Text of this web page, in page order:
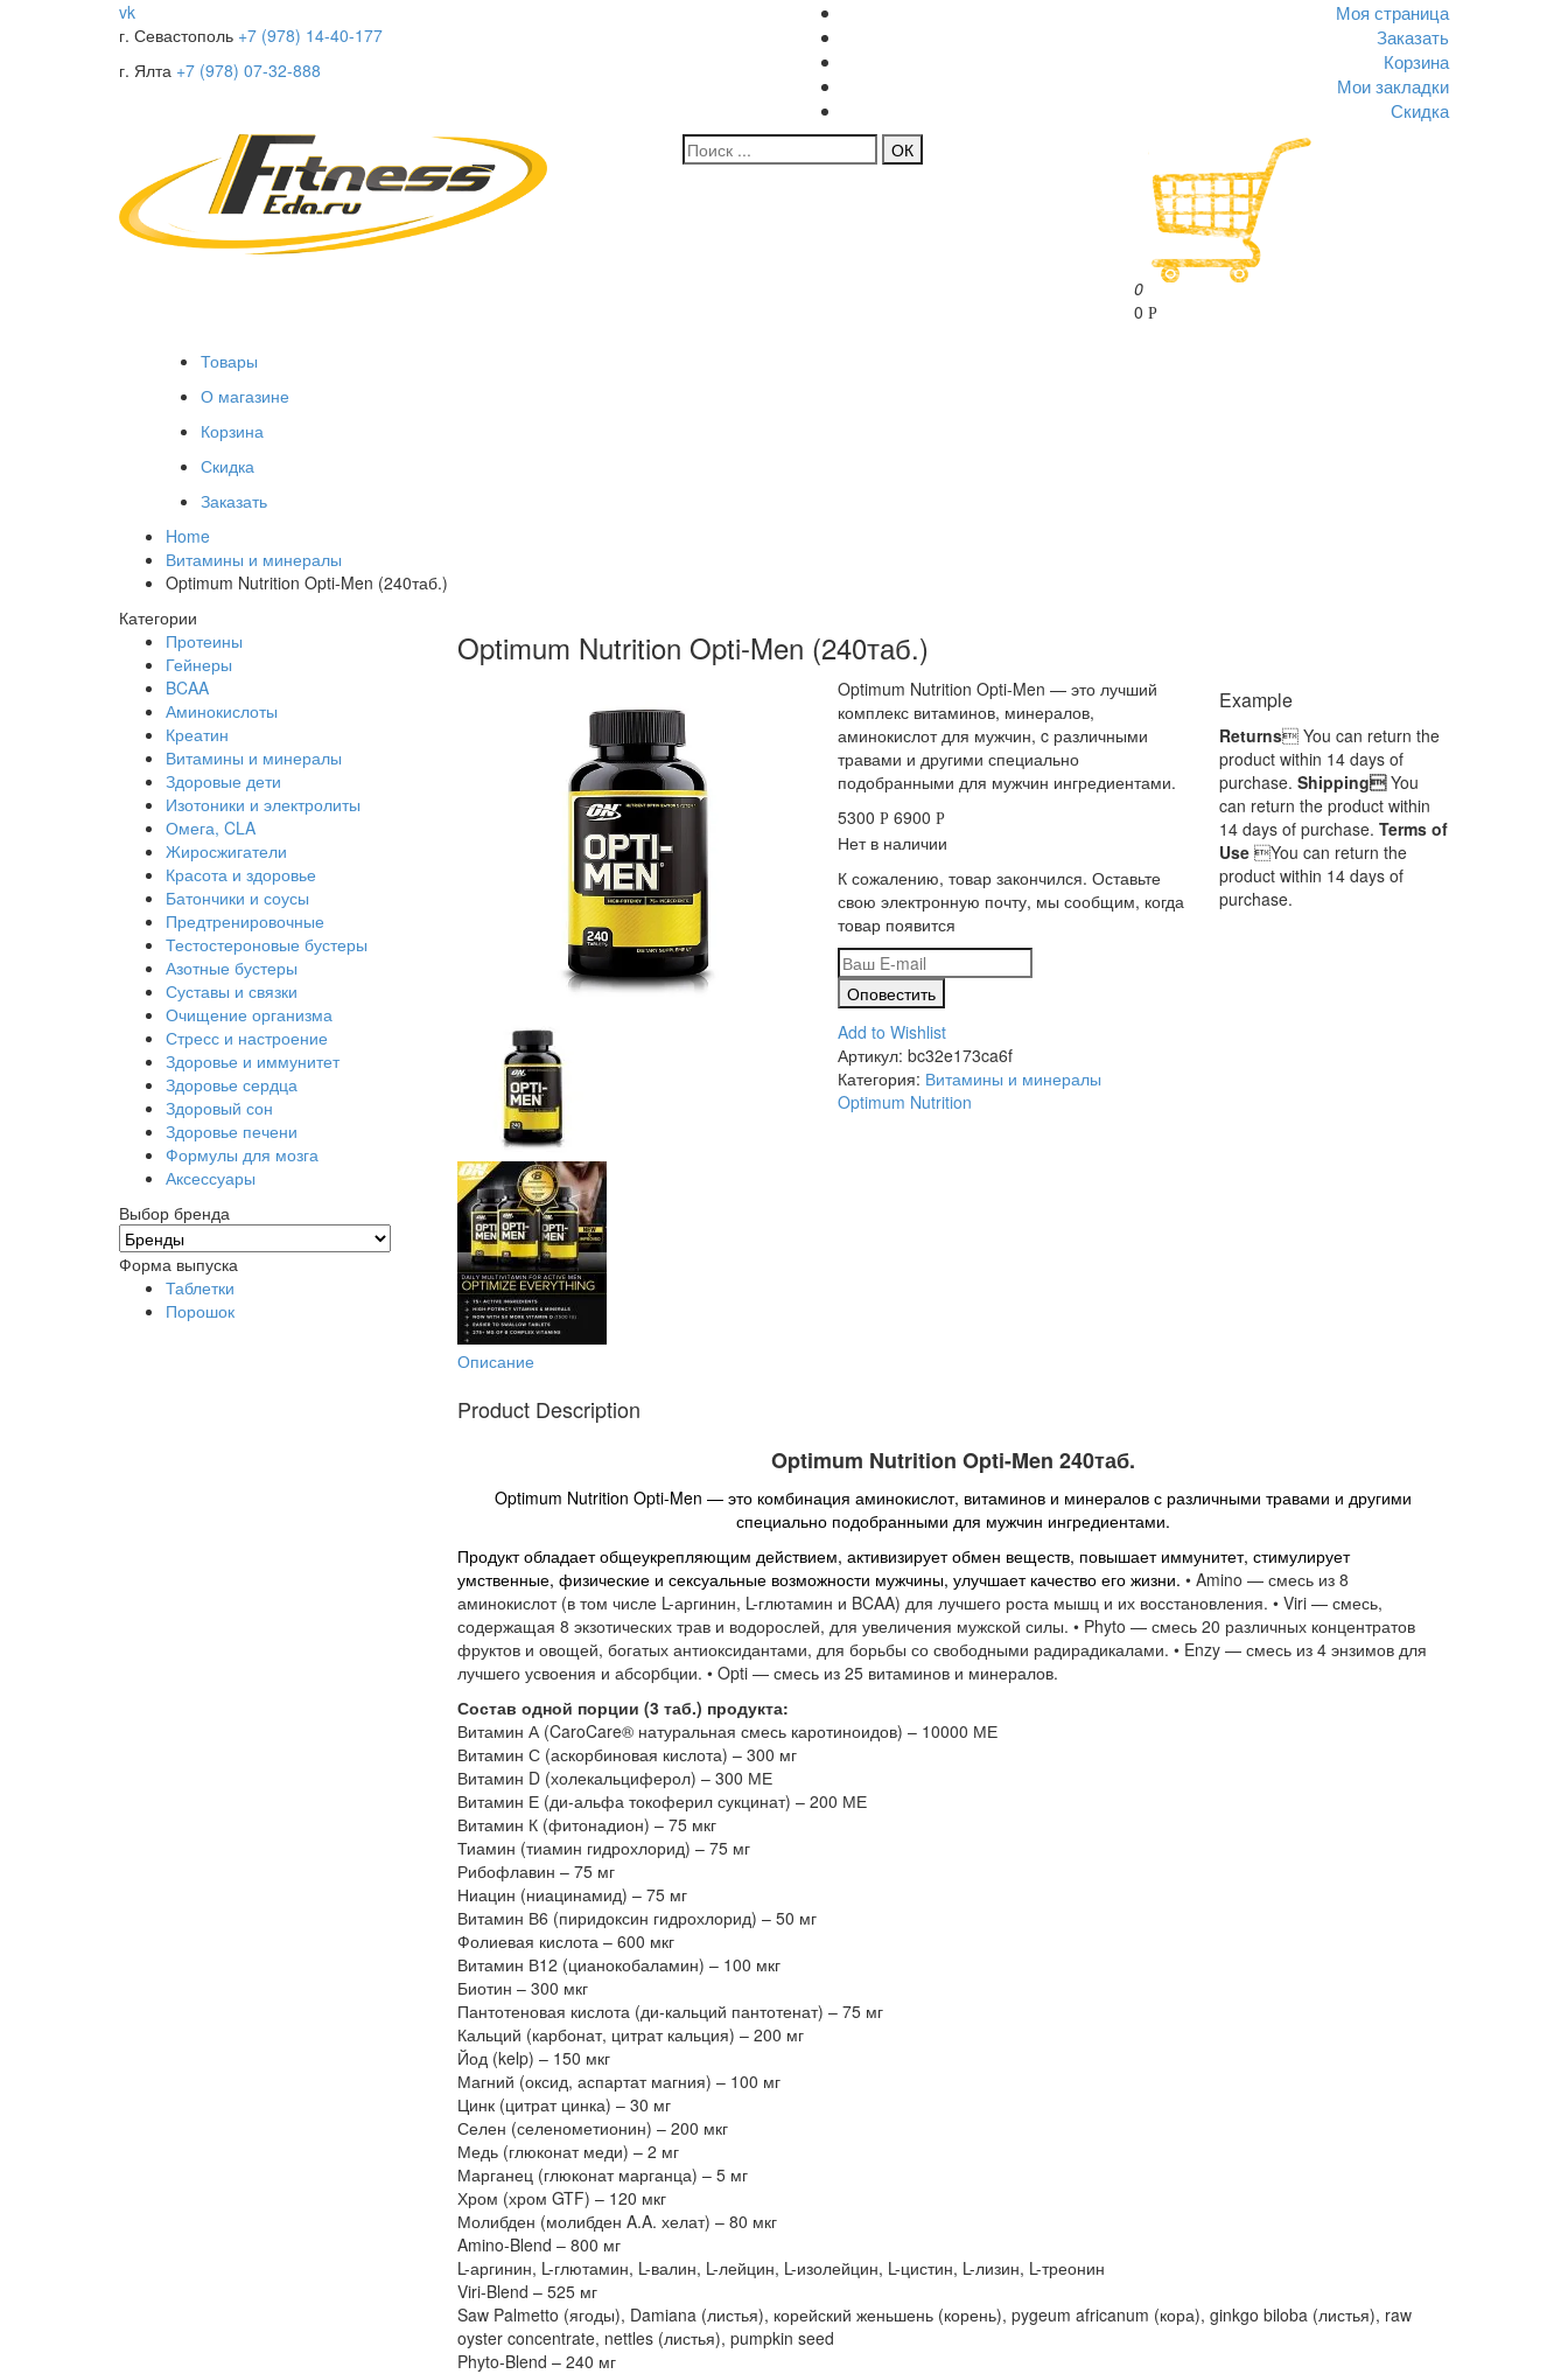
vk
г. Севастополь +7 (978) 14-40-177
г. Ялта +7 (978) 07-32-888
Моя страница
Заказать
Корзина
Мои закладки
Скидка
0
0 Р
Товары
О магазине
Корзина
Скидка
Заказать
Home
Витамины и минералы
Optimum Nutrition Opti-Men (240таб.)
Категории
Протеины
Гейнеры
BCAA
Аминокислоты
Креатин
Витамины и минералы
Здоровые дети
Изотоники и электролиты
Омега, CLA
Жиросжигатели
Красота и здоровье
Батончики и соусы
Предтренировочные
Тестостероновые бустеры
Азотные бустеры
Суставы и связки
Очищение организма
Стресс и настроение
Здоровье и иммунитет
Здоровье сердца
Здоровый сон
Здоровье печени
Формулы для мозга
Аксессуары
Выбор бренда
Форма выпуска
Таблетки
Порошок
Optimum Nutrition Opti-Men (240таб.)
Optimum Nutrition Opti-Men — это лучший
комплекс витаминов, минералов,
аминокислот для мужчин, c различными
травами и другими специально
подобранными для мужчин ингредиентами.
5300Р 6900Р
Нет в наличии
К сожалению, товар закончился. Оставьте
свою электронную почту, мы сообщим, когда
товар появится
Add to Wishlist
Артикул:bc32e173ca6f
Категория: Витамины и минералы
Optimum Nutrition
Example
Returns You can return the
product within 14 days of
purchase. ShippingYou
can return the product within
14 days of purchase. Terms of
UseYou can return the
product within 14 days of
purchase.
Описание
Product Description
Optimum Nutrition Opti-Men 240таб.
Optimum Nutrition Opti-Men — это комбинация аминокислот, витаминов и минералов с различными травами и другими
специально подобранными для мужчин ингредиентами.
Продукт обладает общеукрепляющим действием, активизирует обмен веществ, повышает иммунитет, стимулирует
умственные, физические и сексуальные возможности мужчины, улучшает качество его жизни. • Amino — смесь из 8
аминокислот (в том числе L-аргинин, L-глютамин и BCAA) для лучшего роста мышц и их восстановления. • Viri — смесь,
содержащая 8 экзотических трав и водорослей, для увеличения мужской силы. • Phyto — смесь 20 различных концентратов
фруктов и овощей, богатых антиоксидантами, для борьбы со свободными радирадикалами. • Enzy — смесь из 4 энзимов для
лучшего усвоения и абсоpбции. • Opti — смесь из 25 витаминов и минералов.
Состав одной порции (3 таб.) продукта:
Витамин А (CaroCare® натуральная смесь каротиноидов) – 10000 МЕ
Витамин С (аскорбиновая кислота) – 300 мг
Витамин D (холекальциферол) – 300 МЕ
Витамин Е (ди-альфа токоферил сукцинат) – 200 МЕ
Витамин К (фитонадион) – 75 мкг
Тиамин (тиамин гидрохлорид) – 75 мг
Рибофлавин – 75 мг
Ниацин (ниацинамид) – 75 мг
Витамин В6 (пиридоксин гидрохлорид) – 50 мг
Фолиевая кислота – 600 мкг
Витамин В12 (цианокобаламин) – 100 мкг
Биотин – 300 мкг
Пантотеновая кислота (ди-кальций пантотенат) – 75 мг
Кальций (карбонат, цитрат кальция) – 200 мг
Йод (kelp) – 150 мкг
Магний (оксид, аспартат магния) – 100 мг
Цинк (цитрат цинка) – 30 мг
Селен (селенометионин) – 200 мкг
Медь (глюконат меди) – 2 мг
Марганец (глюконат марганца) – 5 мг
Хром (хром GTF) – 120 мкг
Молибден (молибден A.A. хелат) – 80 мкг
Amino-Blend – 800 мг
L-аргинин, L-глютамин, L-валин, L-лейцин, L-изолейцин, L-цистин, L-лизин, L-треонин
Viri-Blend – 525 мг
Saw Palmetto (ягоды), Damiana (листья), корейский женьшень (корень), pygeum africanum (кора), ginkgo biloba (листья), raw
oyster concentrate, nettles (листья), pumpkin seed
Phyto-Blend – 240 мг